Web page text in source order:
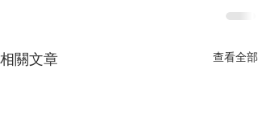
相關文章 查看全部